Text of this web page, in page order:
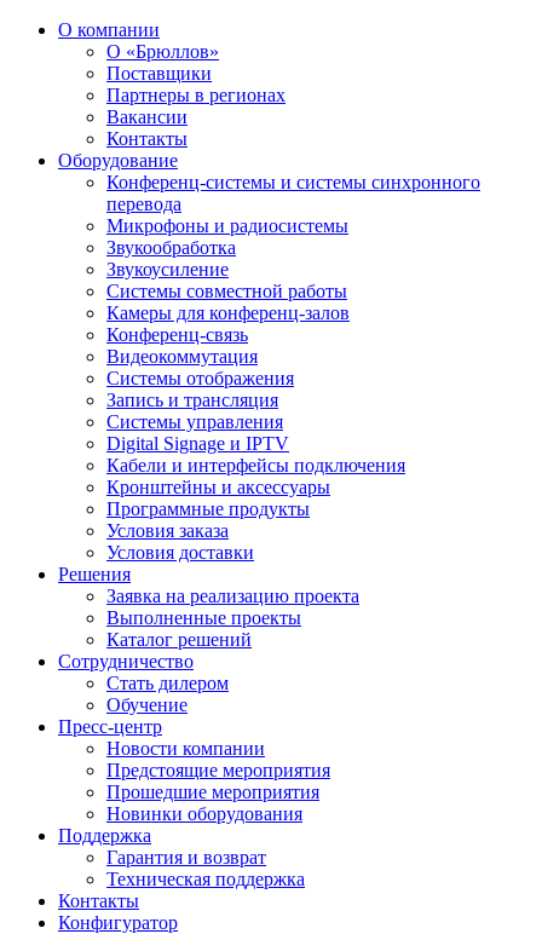
О компании
О «Брюллов»
Поставщики
Партнеры в регионах
Вакансии
Контакты
Оборудование
Конференц-системы и системы синхронного
перевода
Микрофоны и радиосистемы
Звукообработка
Звукоусиление
Системы совместной работы
Камеры для конференц-залов
Конференц-связь
Видеокоммутация
Системы отображения
Запись и трансляция
Системы управления
Digital Signage и IPTV
Кабели и интерфейсы подключения
Кронштейны и аксессуары
Программные продукты
Условия заказа
Условия доставки
Решения
Заявка на реализацию проекта
Выполненные проекты
Каталог решений
Сотрудничество
Стать дилером
Обучение
Пресс-центр
Новости компании
Предстоящие мероприятия
Прошедшие мероприятия
Новинки оборудования
Поддержка
Гарантия и возврат
Техническая поддержка
Контакты
Конфигуратор